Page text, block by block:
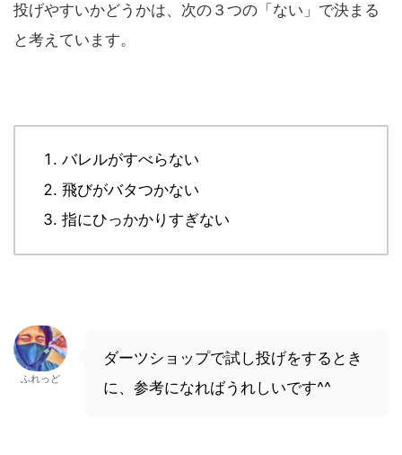
投げやすいかどうかは、次の３つの「ない」で決まる
と考えています。
バレルがすべらない
飛びがバタつかない
指にひっかかりすぎない
ふれっど
ダーツショップで試し投げをするとき
に、参考になればうれしいです^^